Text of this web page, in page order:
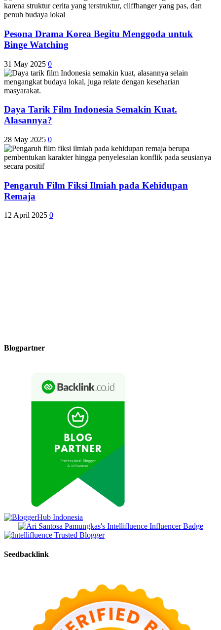
Pesona Drama Korea Begitu Menggoda untuk
Binge Watching
31 May 2025 0
Daya Tarik Film Indonesia Semakin Kuat.
Alasannya?
28 May 2025 0
Pengaruh Film Fiksi Ilmiah pada Kehidupan
Remaja
12 April 2025 0
Blogpartner
Seedbacklink